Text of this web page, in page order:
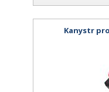
Kanystr